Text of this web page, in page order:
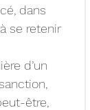
dans
se retenir
d’un
être,